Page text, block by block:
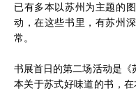
已有多本以苏州为主题的
动，在这些书里，有苏州
常。
书展首日的第二场活动是
本关于苏式好味道的书，